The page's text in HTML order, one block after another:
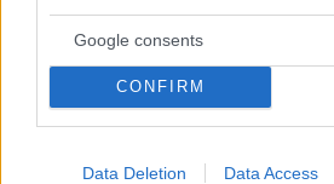
Google consents
CONFIRM
Data Deletion Data Access